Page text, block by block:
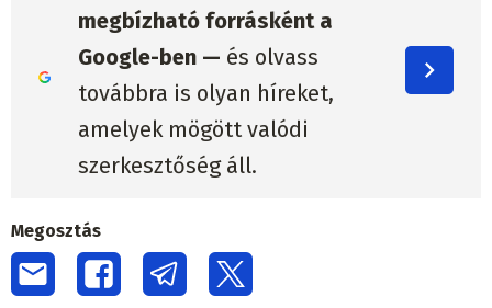
megbízható forrásként a
Google-ben — és olvass
továbbra is olyan híreket,
amelyek mögött valódi
szerkesztőség áll.
Megosztás